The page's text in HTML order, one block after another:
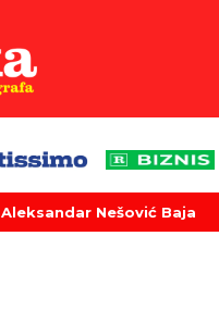
Aleksandar Nešović Baja